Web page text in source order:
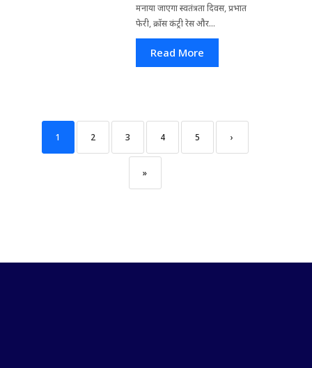
मनाया जाएगा स्वतंत्रता दिवस, प्रभात
फेरी, क्रॉस कंट्री रेस और...
Read More
1 2 3 4 5 ›
»